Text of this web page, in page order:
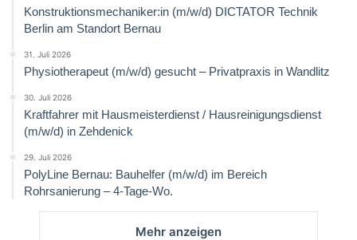
Konstruktionsmechaniker:in (m/w/d) DICTATOR Technik
Berlin am Standort Bernau
31. Juli 2026
Physiotherapeut (m/w/d) gesucht – Privatpraxis in Wandlitz
30. Juli 2026
Kraftfahrer mit Hausmeisterdienst / Hausreinigungsdienst
(m/w/d) in Zehdenick
29. Juli 2026
PolyLine Bernau: Bauhelfer (m/w/d) im Bereich
Rohrsanierung – 4-Tage-Wo.
Mehr anzeigen